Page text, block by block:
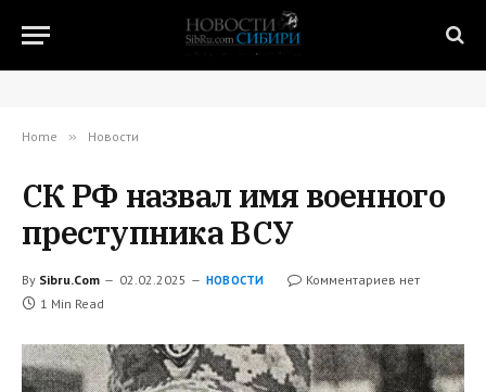
Home » Новости
СК РФ назвал имя военного
преступника ВСУ
By Sibru.Com 02.02.2025 НОВОСТИ
Комментариев нет
1 Min Read